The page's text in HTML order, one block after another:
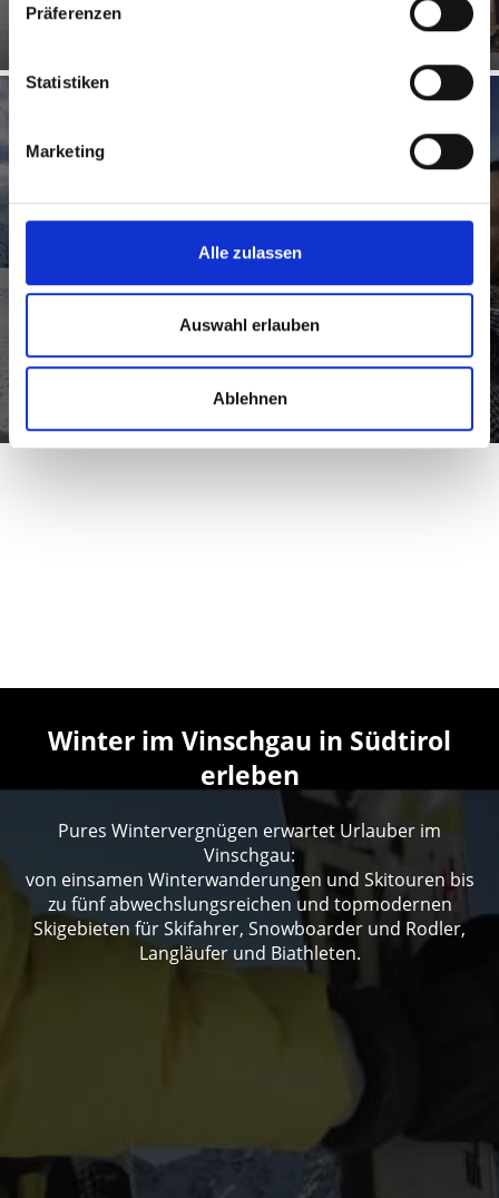
Präferenzen
Statistiken
Marketing
Alle zulassen
Auswahl erlauben
Ablehnen
211 Pistenkilometer – 2 Länder – 1 Skipass! Mit der Zwei Länder
Nauders in der Tasche.
Winter im Vinschgau in Südtirol
erleben
Pures Wintervergnügen erwartet Urlauber im
Vinschgau:
von einsamen Winterwanderungen und Skitouren bis
zu fünf abwechslungsreichen und topmodernen
Skigebieten für Skifahrer, Snowboarder und Rodler,
Langläufer und Biathleten.